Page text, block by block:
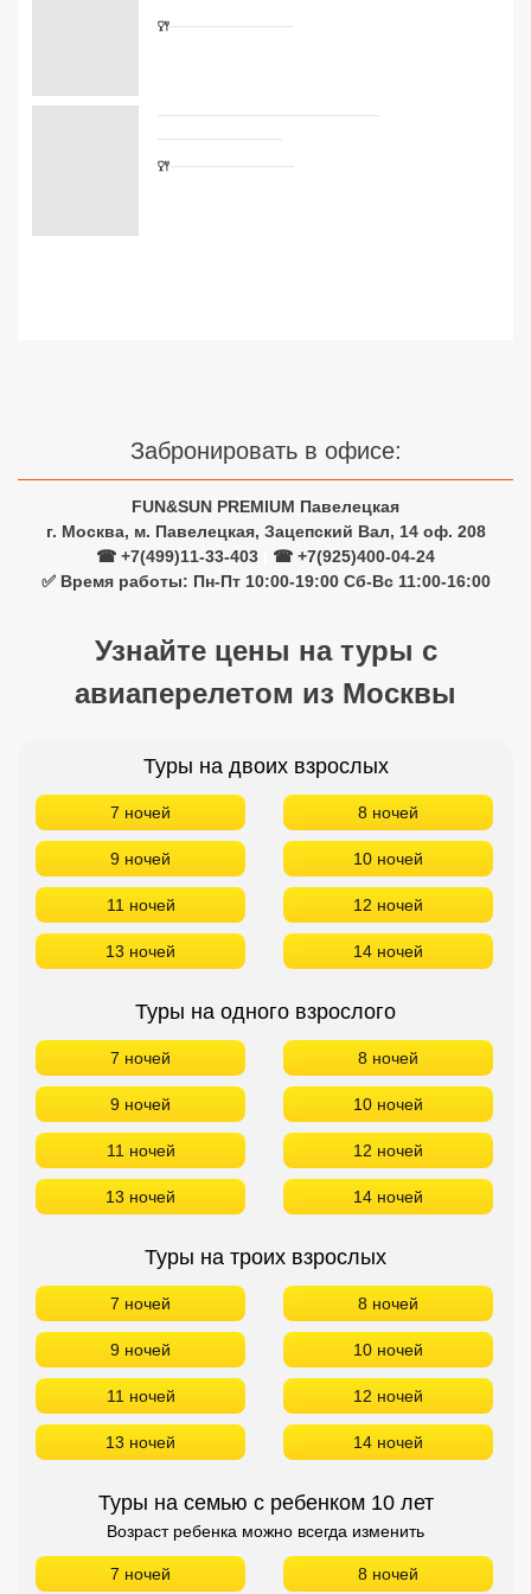
Забронировать в офисе:
FUN&SUN PREMIUM Павелецкая
г. Москва, м. Павелецкая, Зацепский Вал, 14 оф. 208
☎ +7(499)11-33-403
☎ +7(925)400-04-24
✅ Время работы: Пн-Пт 10:00-19:00 Сб-Вс 11:00-16:00
Узнайте цены на туры с
авиаперелетом из Москвы
Туры на двоих взрослых
7 ночей 8 ночей
9 ночей 10 ночей
11 ночей 12 ночей
13 ночей 14 ночей
Туры на одного взрослого
7 ночей 8 ночей
9 ночей 10 ночей
11 ночей 12 ночей
13 ночей 14 ночей
Туры на троих взрослых
7 ночей 8 ночей
9 ночей 10 ночей
11 ночей 12 ночей
13 ночей 14 ночей
Туры на семью с ребенком 10 лет
Возраст ребенка можно всегда изменить
7 ночей 8 ночей
Сетевые отели Турции
Сетевые отели ОАЭ
Сетевые отели Таиланда
Сетевые отели Шри Ланки
Сетевые отели Сейшел
Сетевые отели Маврикия